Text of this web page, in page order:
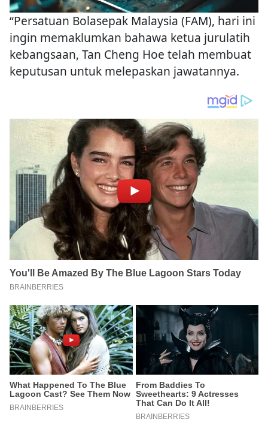
“Persatuan Bolasepak Malaysia (FAM), hari ini
ingin memaklumkan bahawa ketua jurulatih
kebangsaan, Tan Cheng Hoe telah membuat
keputusan untuk melepaskan jawatannya.